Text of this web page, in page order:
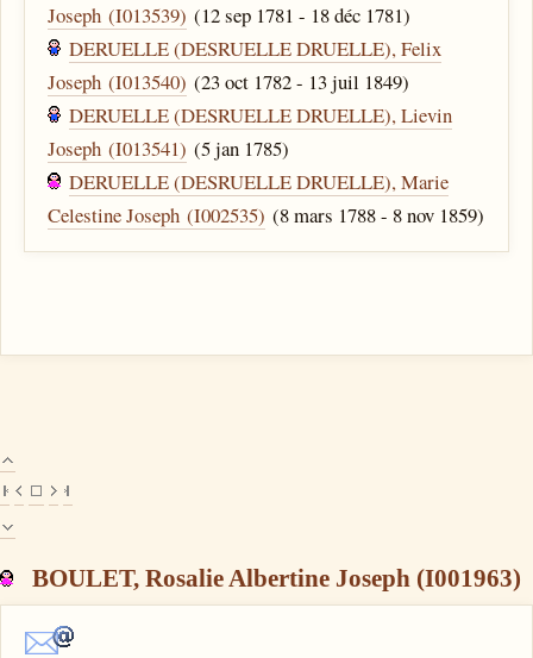
Joseph (I013539) (12 sep 1781 - 18 déc 1781)
DERUELLE (DESRUELLE DRUELLE), Felix
Joseph (I013540) (23 oct 1782 - 13 juil 1849)
DERUELLE (DESRUELLE DRUELLE), Lievin
Joseph (I013541) (5 jan 1785)
DERUELLE (DESRUELLE DRUELLE), Marie
Celestine Joseph (I002535) (8 mars 1788 - 8 nov 1859)
BOULET, Rosalie Albertine Joseph (I001963)